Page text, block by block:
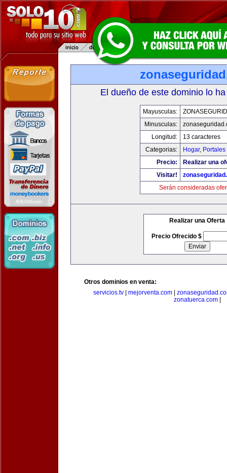
El dueño de este dominio lo
Mayusculas:
Minusculas:
Longitud:
13 caracteres
Categorias:
Hogar, Portales
Precio:
Realizar una
Visitar!
Serán consideradas
Realizar una Oferta
Precio Ofrecido $
Otros dominios en venta:
servicios.tv| mejorventa.com|
zonatuerca.com|